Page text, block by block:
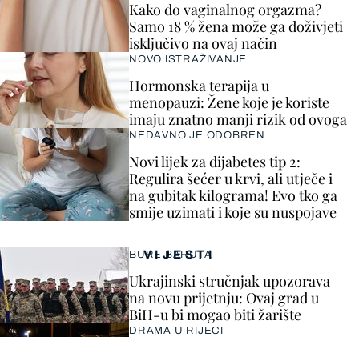
VIJESTI
BURE BARUTA
Ukrajinski stručnjak upozorava
na novu prijetnju: Ovaj grad u
BiH-u bi mogao biti žarište
DRAMA U RIJECI
Kako do vaginalnog orgazma?
Samo 18 % žena može ga doživjeti
isključivo na ovaj način
NOVO ISTRAŽIVANJE
Hormonska terapija u
menopauzi: Žene koje je koriste
imaju znatno manji rizik od ovoga
NEDAVNO JE ODOBREN
Novi lijek za dijabetes tip 2:
Regulira šećer u krvi, ali utječe i
na gubitak kilograma! Evo tko ga
smije uzimati i koje su nuspojave